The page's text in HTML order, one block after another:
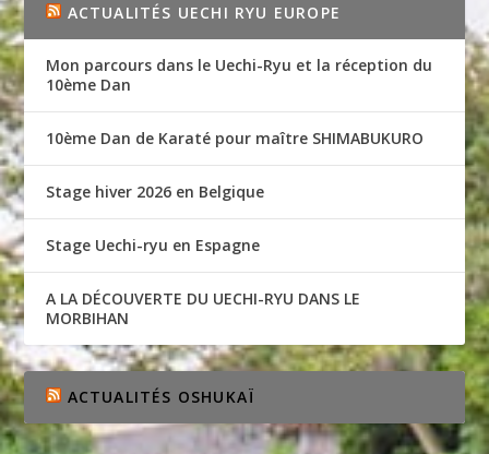
ACTUALITÉS UECHI RYU EUROPE
Mon parcours dans le Uechi-Ryu et la réception du
10ème Dan
10ème Dan de Karaté pour maître SHIMABUKURO
Stage hiver 2026 en Belgique
Stage Uechi-ryu en Espagne
A LA DÉCOUVERTE DU UECHI-RYU DANS LE
MORBIHAN
ACTUALITÉS OSHUKAÏ